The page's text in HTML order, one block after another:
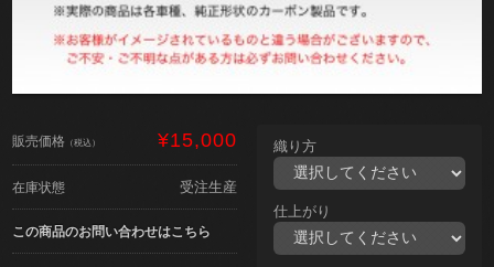
販売価格 （税込） ¥15,000
在庫状態 受注生産
この商品のお問い合わせはこちら
織り方
仕上がり